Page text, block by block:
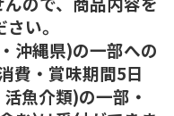
い。
沖縄県)の一部への
費・賞味期間5日
魚介類)の一部・